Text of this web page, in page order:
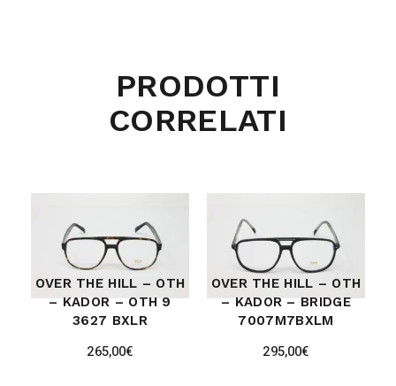
PRODOTTI
CORRELATI
OVER THE HILL – OTH
– KADOR – OTH 9
3627 BXLR
265,00€
OVER THE HILL – OTH
– KADOR – BRIDGE
7007M7BXLM
295,00€